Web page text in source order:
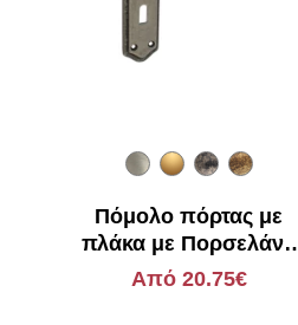
Πόμολο πόρτας με
πλάκα με Πορσελάνη
Viobrass 218
Από 20.75€